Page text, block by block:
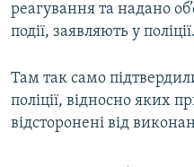
реагування та надано
події, заявляють у поліції.
Там так само
поліції, відносно яких
відсторонені від